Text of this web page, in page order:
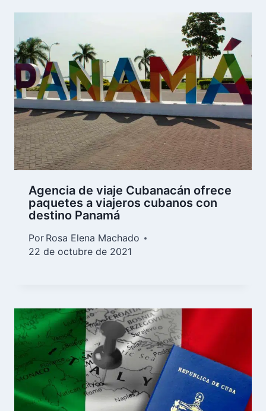
Agencia de viaje Cubanacán ofrece
paquetes a viajeros cubanos con
destino Panamá
Por Rosa Elena Machado
22 de octubre de 2021